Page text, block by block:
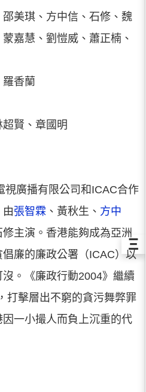
美琪、方中信、石修、魏
嘉慧、劉愷威、蕭正楠、
羅香蘭
賢、章國明
視廣播有限公司和ICAC合作
張智霖 、黃秋生、 方中
修主演。香港能夠成為亞洲
廉的廉政公署（ICAC）以
。《廉政行動2004》繼續
打擊層出不窮的貪污舞弊罪
一小撮人而負上沉重的代
Ξ